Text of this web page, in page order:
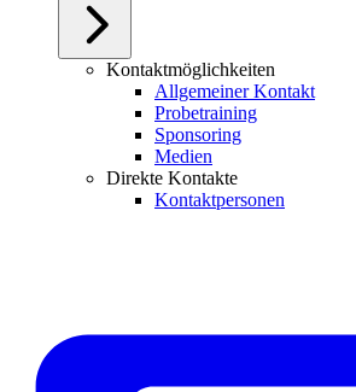
Kontaktmöglichkeiten
Allgemeiner Kontakt
Probetraining
Sponsoring
Medien
Direkte Kontakte
Kontaktpersonen